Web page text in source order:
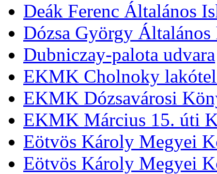
Deák Ferenc Általános
Dózsa György Általános
Dubniczay-palota udvara
EKMK Cholnoky
EKMK Dózsavárosi
EKMK Március 15. úti
Eötvös Károly Megyei
Eötvös Károly Megyei